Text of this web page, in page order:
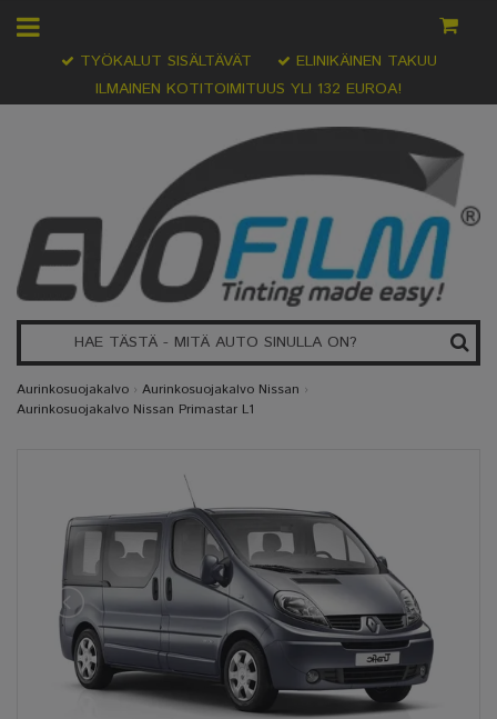
ILMAINEN KOTITOIMITUUS YLI 132 EUROA!
TYÖKALUT SISÄLTÄVÄT ELINIKÄINEN TAKUU
Aurinkosuojakalvo › Aurinkosuojakalvo Nissan ›
Aurinkosuojakalvo Nissan Primastar L1